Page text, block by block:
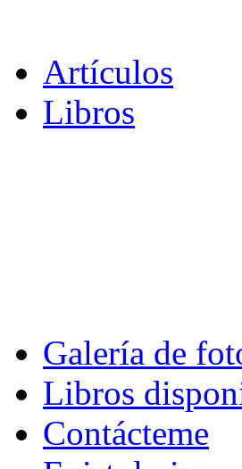
Artículos
Libros
Galería de
Libros
Contácteme